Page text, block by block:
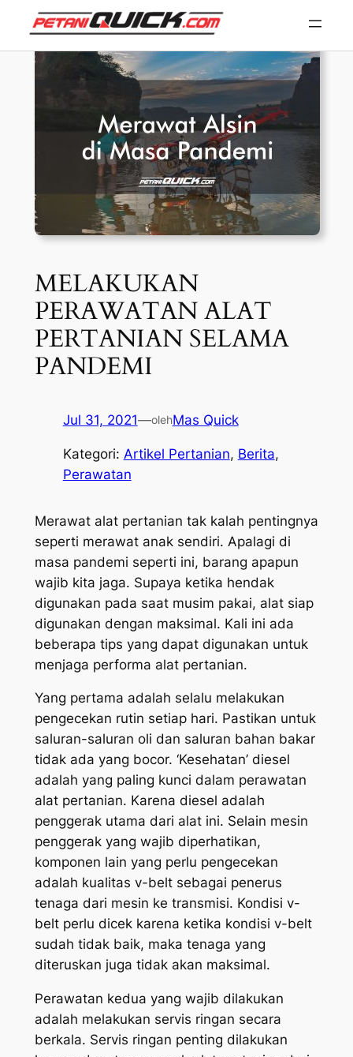
content
MELAKUKAN
PERAWATAN ALAT
PERTANIAN SELAMA
PANDEMI
Jul 31, 2021—olehMas Quick
Kategori: Artikel Pertanian, Berita
Perawatan
Merawat alat pertanian tak kalah pentingnya
seperti merawat anak sendiri. Apalagi di
masa pandemi seperti ini, barang apapun
wajib kita jaga. Supaya ketika hendak
digunakan pada saat musim pakai, alat siap
digunakan dengan maksimal. Kali ini ada
beberapa tips yang dapat digunakan untuk
menjaga performa alat pertanian.
Yang pertama adalah selalu melakukan
pengecekan rutin setiap hari. Pastikan untuk
saluran-saluran oli dan saluran bahan bakar
tidak ada yang bocor. ‘Kesehatan’ diesel
adalah yang paling kunci dalam perawatan
alat pertanian. Karena diesel adalah
penggerak utama dari alat ini. Selain mesin
penggerak yang wajib diperhatikan,
komponen lain yang perlu pengecekan
adalah kualitas v-belt sebagai penerus
tenaga dari mesin ke transmisi. Kondisi v-
belt perlu dicek karena ketika kondisi v-belt
sudah tidak baik, maka tenaga yang
diteruskan juga tidak akan maksimal.
Perawatan kedua yang wajib dilakukan
adalah melakukan servis ringan secara
berkala. Servis ringan penting dilakukan